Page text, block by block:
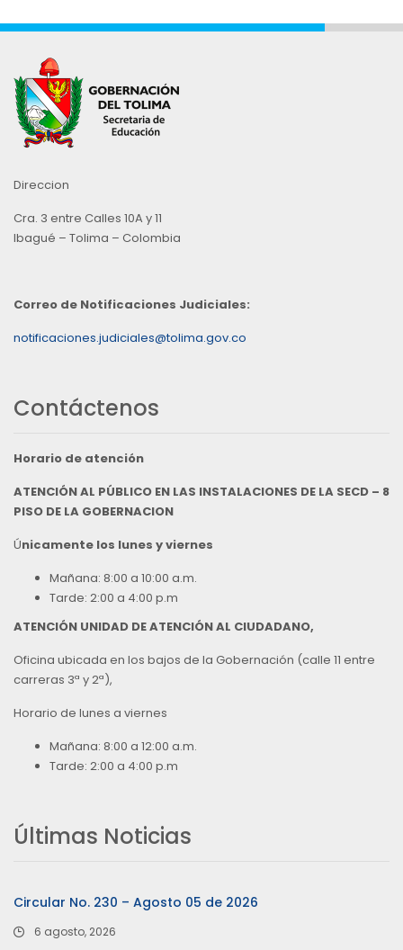
Direccion
Cra. 3 entre Calles 10A y 11
Ibagué – Tolima – Colombia
Correo de Notificaciones Judiciales:
notificaciones.judiciales@tolima.gov.co
Contáctenos
Horario de atención
ATENCIÓN AL PÚBLICO EN LAS INSTALACIONES DE LA SECD – 8
PISO DE LA GOBERNACION
Únicamente los lunes y viernes
Mañana: 8:00 a 10:00 a.m.
Tarde: 2:00 a 4:00 p.m
ATENCIÓN UNIDAD DE ATENCIÓN AL CIUDADANO,
Oficina ubicada en los bajos de la Gobernación (calle 11 entre
carreras 3ª y 2ª),
Horario de lunes a viernes
Mañana: 8:00 a 12:00 a.m.
Tarde: 2:00 a 4:00 p.m
Últimas Noticias
Circular No. 230 – Agosto 05 de 2026
6 agosto, 2026